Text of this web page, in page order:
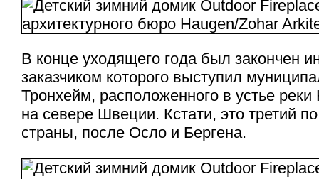
В конце уходящего года был закончен
заказчиком которого выступил
Тронхейм, расположенного в устье
на севере Швеции. Кстати, это третий
страны, после Осло и Бергена.